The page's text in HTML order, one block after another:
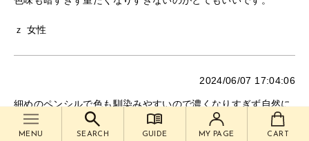
MENU SEARCH GUIDE MY PAGE CART
ｚ 女性
2024/06/07 17:04:06
細めのペンシルで色も馴染みやすいので濃くなりすぎず自然に
メイクする事ができて毎日使用しています☆
後ろにブラシも付いているので使いやすくお気に入りです！